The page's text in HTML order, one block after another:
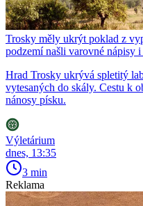
Trosky měly ukrýt poklad z
podzemí našli varovné nápisy
Hrad Trosky ukrývá spletitý
vytesaných do skály. Cestu k
nánosy písku.
Výletárium
dnes, 13:35
3 min
Reklama